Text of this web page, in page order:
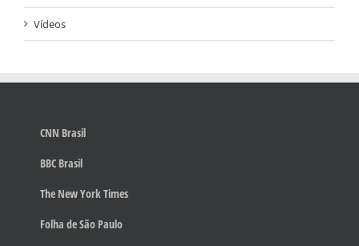
Vídeos
CNN Brasil
BBC Brasil
The New York Times
Folha de São Paulo